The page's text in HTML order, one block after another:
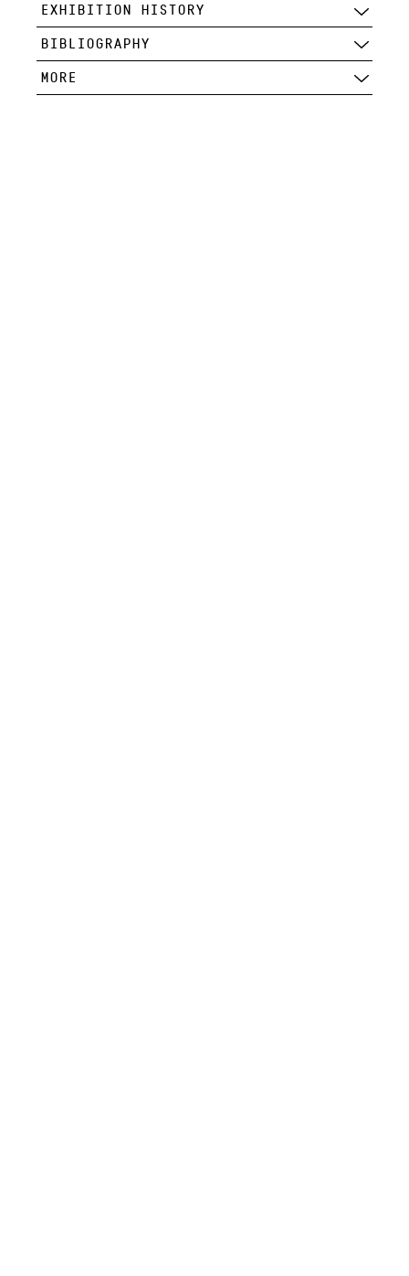
EXHIBITION HISTORY
BIBLIOGRAPHY
MORE